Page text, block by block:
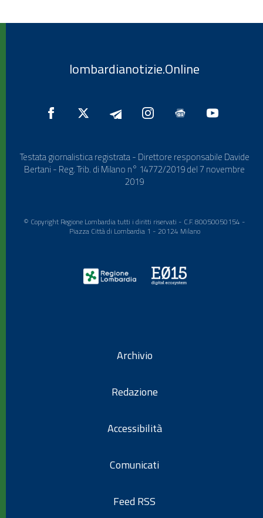
lombardianotizie.Online
Testata giornalistica registrata - Direttore responsabile Davide
Bertani - Reg. Trib. di Milano n° 14772/2019 del 7 novembre
2019
© Copyright Regione Lombardia tutti i diritti riservati - C.F. 80050050154 -
Piazza Città di Lombardia 1 - 20124 Milano
Archivio
Redazione
Accessibilità
Comunicati
Feed RSS